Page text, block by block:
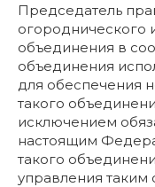
Председатель
огороднического
объединения в
объединения
для обеспечения
такого
исключением
настоящим
такого
управления таким